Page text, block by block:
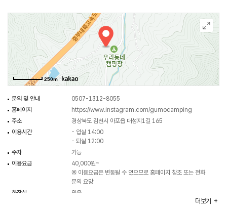
좋아하는 트램펄린 등도 갖추었다.
250m
문의 및 안내
0507-1312-8055
홈페이지
https://www.instagram.com/gumocamping
주소
경상북도 김천시 아포읍 대성지1길 165
이용시간
- 입실 14:00
- 퇴실 12:00
주차
가능
이용요금
40,000원~
※ 이용요금은 변동될 수 있으므로 홈페이지 참조 또는 전화
문의 요망
화장실
있음
더보기